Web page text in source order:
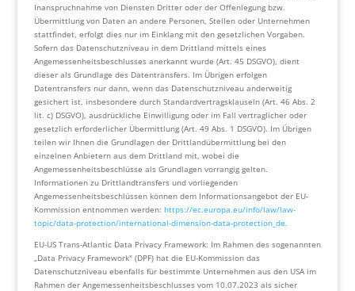
Inanspruchnahme von Diensten Dritter oder der Offenlegung bzw.
Übermittlung von Daten an andere Personen, Stellen oder Unternehmen
stattfindet, erfolgt dies nur im Einklang mit den gesetzlichen Vorgaben.
Sofern das Datenschutzniveau in dem Drittland mittels eines
Angemessenheitsbeschlusses anerkannt wurde (Art. 45 DSGVO), dient
dieser als Grundlage des Datentransfers. Im Übrigen erfolgen
Datentransfers nur dann, wenn das Datenschutzniveau anderweitig
gesichert ist, insbesondere durch Standardvertragsklauseln (Art. 46 Abs. 2
lit. c) DSGVO), ausdrückliche Einwilligung oder im Fall vertraglicher oder
gesetzlich erforderlicher Übermittlung (Art. 49 Abs. 1 DSGVO). Im Übrigen
teilen wir Ihnen die Grundlagen der Drittlandübermittlung bei den
einzelnen Anbietern aus dem Drittland mit, wobei die
Angemessenheitsbeschlüsse als Grundlagen vorrangig gelten.
Informationen zu Drittlandtransfers und vorliegenden
Angemessenheitsbeschlüssen können dem Informationsangebot der EU-
Kommission entnommen werden: https://ec.europa.eu/info/law/law-
topic/data-protection/international-dimension-data-protection_de.
EU-US Trans-Atlantic Data Privacy Framework: Im Rahmen des sogenannten
„Data Privacy Framework" (DPF) hat die EU-Kommission das
Datenschutzniveau ebenfalls für bestimmte Unternehmen aus den USA im
Rahmen der Angemessenheitsbeschlusses vom 10.07.2023 als sicher